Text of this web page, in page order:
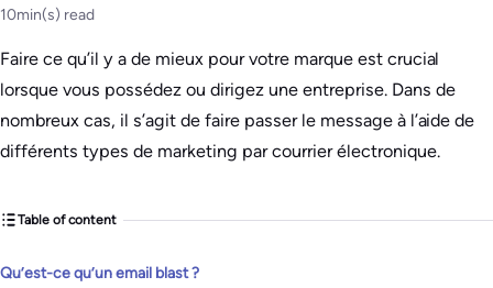
10min(s) read
Faire ce qu’il y a de mieux pour votre marque est crucial
lorsque vous possédez ou dirigez une entreprise. Dans de
nombreux cas, il s’agit de faire passer le message à l’aide de
différents types de marketing par courrier électronique.
Table of content
Qu’est-ce qu’un email blast ?